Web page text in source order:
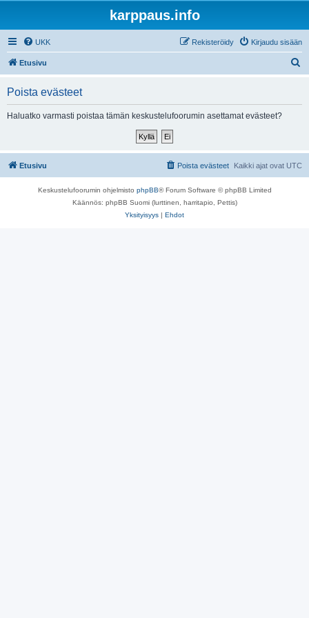
karppaus.info
UKK Kirjaudu sisään
Rekisteröidy
Etusivu
Poista evästeet
Haluatko varmasti poistaa tämän keskustelufoorumin asettamat evästeet?
Etusivu Kaikki ajat ovat UTC
Poista evästeet
Keskustelufoorumin ohjelmisto phpBB® Forum Software © phpBB Limited
Käännös: phpBB Suomi (lurttinen, harritapio, Pettis)
Yksityisyys | Ehdot